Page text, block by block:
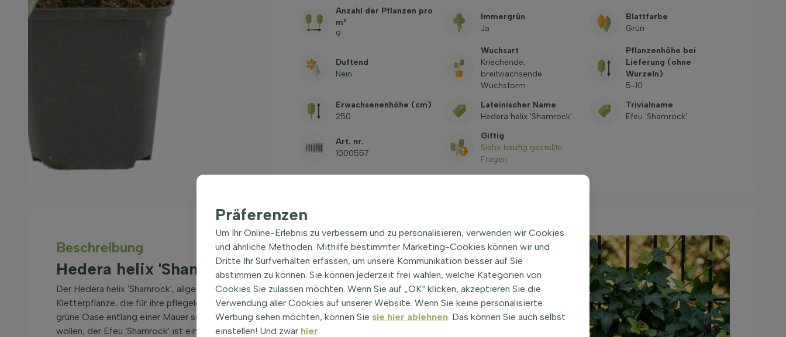
Anzahl der Pflanzen pro
m²
9
Immergrün
Ja
Blattfarbe
Grün
Duftend
Nein
Wuchsart
Kriechende,
breitwachsende
Wuchsform
Pflanzenhöhe bei
Lieferung (ohne
Wurzeln)
5-10
Erwachsenenhöhe (cm)
250
Lateinischer Name
Hedera helix 'Shamrock'
Trivialname
Efeu 'Shamrock'
Art. nr.
1000557
Giftig
Siehe häufig gestellte
Fragen
Beschreibung
Hedera helix 'Shamrock' Bodendecker| Efeu 'Shamrock'
Der Hedera helix 'Shamrock', allgemein bekannt als Efeu, ist eine attraktive und vielseitige
Kletterpflanze, die für ihre pflegeleichte und anpassungsfähige Natur geschätzt wird. Egal, ob Sie eine
grüne Oase entlang einer Mauer schaffen, eine Hecke formen oder einfach eine Fläche begrünen
wollen, der Efeu 'Shamrock' ist eine ausgezeichnete Wahl für Gartenliebhaber und Landschaftsbauer.
Präferenzen
Um Ihr Online-Erlebnis zu verbessern und zu personalisieren, verwenden wir Cookies
und ähnliche Methoden. Mithilfe bestimmter Marketing-Cookies können wir und
Dritte Ihr Surfverhalten erfassen, um unsere Kommunikation besser auf Sie
abstimmen zu können. Sie können jederzeit frei wählen, welche Kategorien von
Cookies Sie zulassen möchten. Wenn Sie auf „OK“ klicken, akzeptieren Sie die
Verwendung aller Cookies auf unserer Website. Wenn Sie keine personalisierte
Werbung sehen möchten, können Sie sie hier ablehnen. Das können Sie auch selbst
einstellen! Und zwar hier.